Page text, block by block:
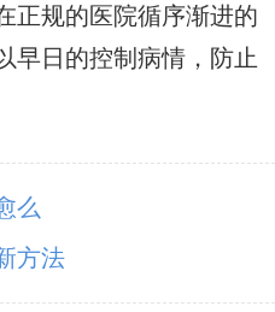
正规的医院循序渐进的
早日的控制病情，防止
么
方法